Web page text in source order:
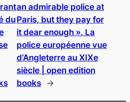
du
an admirable police at
Paris, but they pay for
it dear enough ». La
police européenne vue
d’Angleterre au XIXe
siècle | open edition
books
→